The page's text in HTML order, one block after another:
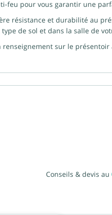
feu pour vous garantir une
résistance et durabilité au
de sol et dans la salle de
renseignement sur le
Conseils & devis au